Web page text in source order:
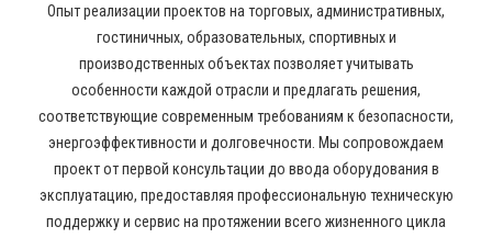
Опыт реализации проектов на торговых, административных,
гостиничных, образовательных, спортивных и
производственных объектах позволяет учитывать
особенности каждой отрасли и предлагать решения,
соответствующие современным требованиям к безопасности,
энергоэффективности и долговечности. Мы сопровождаем
проект от первой консультации до ввода оборудования в
эксплуатацию, предоставляя профессиональную техническую
поддержку и сервис на протяжении всего жизненного цикла